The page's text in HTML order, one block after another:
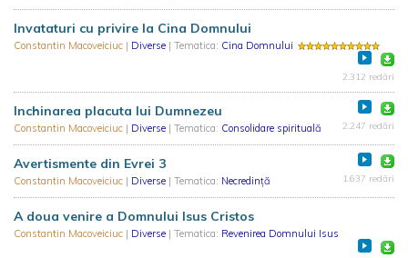
Invataturi cu privire la Cina Domnului
Constantin Macoveiciuc | Diverse | Tematica: Cina Domnului
2.312 redări
Inchinarea placuta lui Dumnezeu
Constantin Macoveiciuc | Diverse | Tematica: Consolidare spirituală 2.247 redări
Avertismente din Evrei 3
Constantin Macoveiciuc | Diverse | Tematica: Necredință 1.637 redări
A doua venire a Domnului Isus Cristos
Constantin Macoveiciuc | Diverse | Tematica: Revenirea Domnului Isus